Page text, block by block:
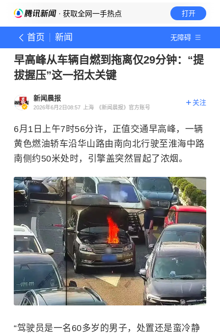
· 获取全网一手热点 打开
首页 新闻 无障碍
早高峰从车辆自燃到拖离仅29分钟：“提
拔握压”这一招太关键
新闻晨报
2026年6月2日08:57 上海 《新闻晨报》官方账号
关注
6月1日上午7时56分许，正值交通早高峰，一辆
黄色燃油轿车沿华山路由南向北行驶至淮海中路
南侧约50米处时，引擎盖突然冒起了浓烟。
“驾驶员是一名60多岁的男子，处置还是蛮冷静